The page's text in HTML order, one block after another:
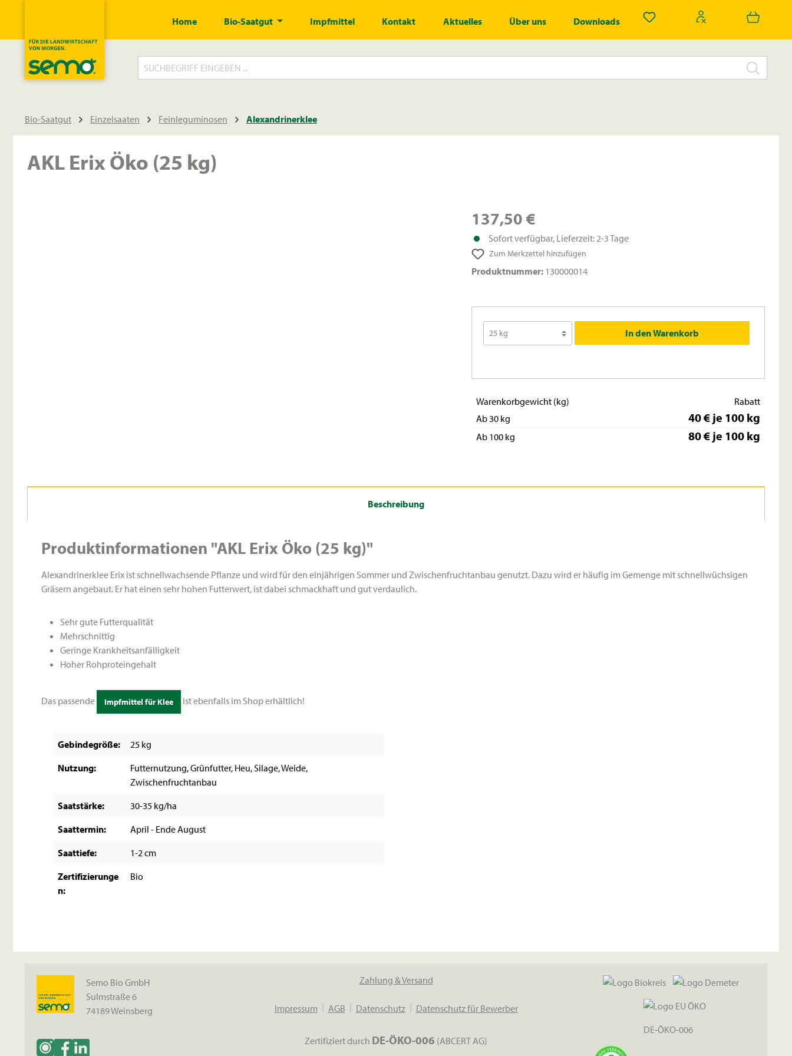
Du hast 0 Produkte auf dem
Home Bio-Saatgut Impfmittel Kontakt Aktuelles Über uns Downloads
Bio-Saatgut Einzelsaaten Feinleguminosen Alexandrinerklee
AKL Erix Öko (25 kg)
137,50 €
Sofort verfügbar, Lieferzeit: 2-3 Tage
Zum Merkzettel hinzufügen
Produktnummer: 130000014
In den Warenkorb
Warenkorbgewicht (kg)
Rabatt
Ab 30 kg
40 € je 100 kg
Ab 100 kg 80 € je 100 kg
Beschreibung
Produktinformationen "AKL Erix Öko (25 kg)"
Alexandrinerklee Erix ist schnellwachsende Pflanze und wird für den einjährigen Sommer und Zwischenfruchtanbau genutzt. Dazu wird er häufig im Gemenge mit schnellwüchsigen
Gräsern angebaut. Er hat einen sehr hohen Futterwert, ist dabei schmackhaft und gut verdaulich.
Sehr gute Futterqualität
Mehrschnittig
Geringe Krankheitsanfälligkeit
Hoher Rohproteingehalt
Das passende Impfmittel für Klee ist ebenfalls im Shop erhältlich!
Gebindegröße:
25 kg
Nutzung:
Futternutzung, Grünfutter, Heu, Silage, Weide,
Zwischenfruchtanbau
Saatstärke:
30-35 kg/ha
Saattermin:
April - Ende August
Saattiefe:
1-2 cm
Zertifizierunge
n:
Bio
Semo Bio GmbH
Sulmstraße 6
74189 Weinsberg
Zahlung & Versand
Impressum AGB Datenschutz Datenschutz für Bewerber
Zertifiziert durch DE-ÖKO-006 (ABCERT AG)
DE-ÖKO-006